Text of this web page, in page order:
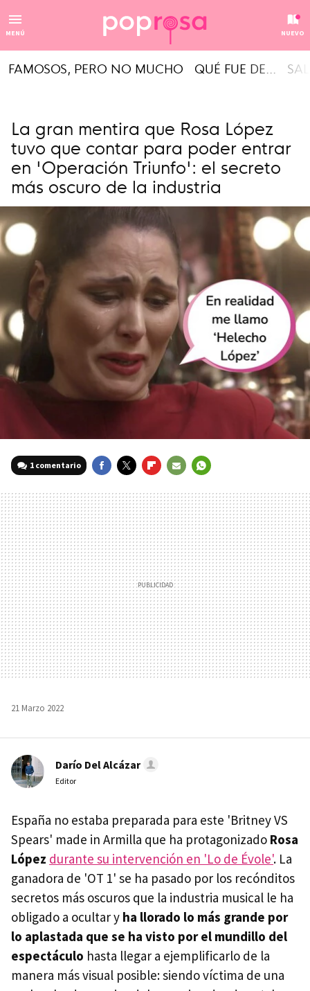
MENÚ NUEVO
FAMOSOS, PERO NO MUCHO QUÉ FUE DE...
La gran mentira que Rosa López
tuvo que contar para poder entrar
en 'Operación Triunfo': el secreto
más oscuro de la industria
1 comentario
MAIL
21 Marzo 2022
Darío Del Alcázar
Editor
España no estaba preparada para este 'Britney VS
Spears' made in Armilla que ha protagonizado Rosa
López durante su intervención en 'Lo de Évole'. La
ganadora de 'OT 1' se ha pasado por los recónditos
secretos más oscuros que la industria musical le ha
obligado a ocultar y ha llorado lo más grande por
lo aplastada que se ha visto por el mundillo del
espectáculo hasta llegar a ejemplificarlo de la
manera más visual posible: siendo víctima de una